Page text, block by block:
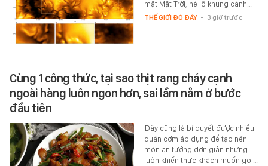
mặt Mặt Trời, hé lộ khung cảnh…
THẾ GIỚI ĐÓ ĐÂY - 3 giờ trước
Cùng 1 công thức, tại sao thịt rang cháy cạnh
ngoài hàng luôn ngon hơn, sai lầm nằm ở bước
đầu tiên
Đây cũng là bí quyết được nhiều
quán cơm áp dụng để tạo nên
món ăn tưởng đơn giản nhưng
luôn khiến thực khách muốn gọi…